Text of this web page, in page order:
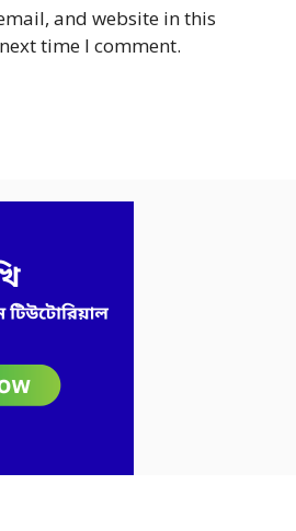
and website in this
time I comment.